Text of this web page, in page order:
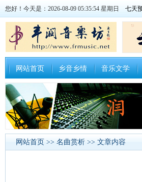
您好！今天是：2026-08-09 05:35:55 星期日
网站首页 乡音乡情 音乐文学
网站首页 >> 名曲赏析 >> 文章内容